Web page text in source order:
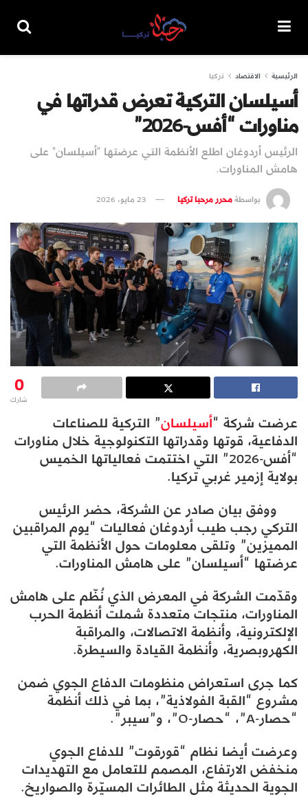
الرئيسية الاقتصاد تركيا
أسيلسان التركية تعرض قدراتها في
مناورات “أفس-2026”
الرئيس أردوغان اطلع الأنظمة التي عرضتها "أسيلسان" على
هامش المناورات.
بواسطةمحرر مرحبا تركيا 23 مايو، 2026
0
شارك
عرضت شركة “أسيلسان” التركية للصناعات
الدفاعية، قوتها وقدراتها التكنولوجية خلال مناورات
“أفس-2026” التي اختتمت فعالياتها الخميس
بولاية إزمير غربي تركيا.
ووفق بيان صادر عن الشركة، حضر الرئيس
التركي رجب طيب أردوغان فعاليات “يوم المراقبين
المميزين” وتلقى معلومات حول الأنظمة التي
عرضتها “أسيلسان” على هامش المناورات.
وقدّمت الشركة في المعرض الذي نُظّم على هامش
المناورات، منتجات متعددة شملت أنظمة الحرب
الإلكترونية، وأنظمة الاتصالات، والمراقبة
الكهروبصرية، وأنظمة القيادة والسيطرة.
كما جرى استعراض منظومات الدفاع الجوي ضمن
مشروع “القبة الفولاذية”، بما في ذلك أنظمة
“حصار-A”، “حصار-O”، و”سيبر”.
وعرضت أيضا نظام “قورقوت” للدفاع الجوي
منخفض الارتفاع، المصمم للتعامل مع التهديدات
الجوية الحديثة مثل الطائرات المسيّرة والصواريخ.